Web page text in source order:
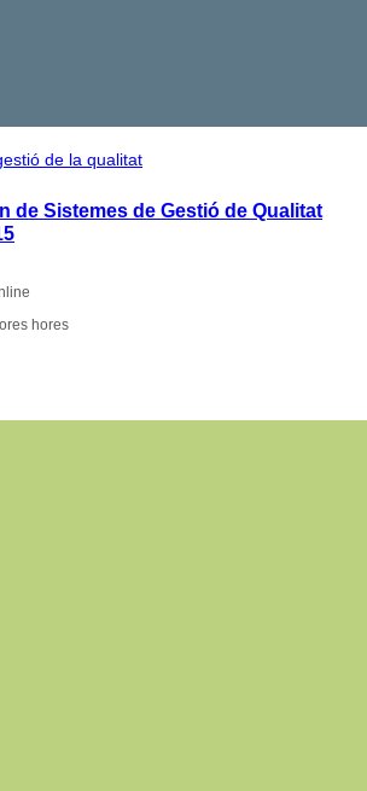
de la qualitat
de Sistemes de Gestió de Qualitat
hores